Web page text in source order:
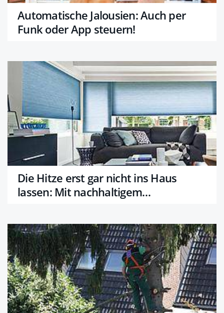
Automatische Jalousien: Auch per
Funk oder App steuern!
Die Hitze erst gar nicht ins Haus
lassen: Mit nachhaltigem